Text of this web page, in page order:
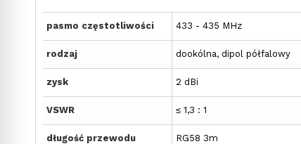
pasmo częstotliwości 433 - 435 MHz
rodzaj dookólna, dipol półfalowy
zysk 2 dBi
VSWR ≤ 1,3 : 1
długość przewodu RG58 3m